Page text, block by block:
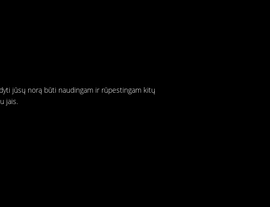
jūsų norą būti naudingam ir rūpestingam kitų
jais.